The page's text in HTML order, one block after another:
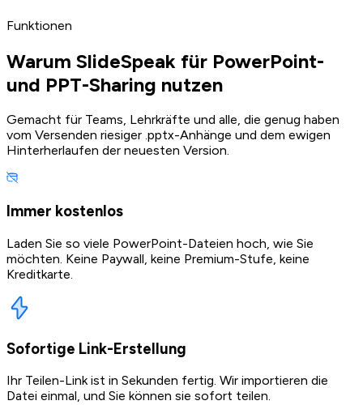
Funktionen
Warum SlideSpeak für PowerPoint-
und PPT-Sharing nutzen
Gemacht für Teams, Lehrkräfte und alle, die genug haben
vom Versenden riesiger .pptx-Anhänge und dem ewigen
Hinterherlaufen der neuesten Version.
Immer kostenlos
Laden Sie so viele PowerPoint-Dateien hoch, wie Sie
möchten. Keine Paywall, keine Premium-Stufe, keine
Kreditkarte.
Sofortige Link-Erstellung
Ihr Teilen-Link ist in Sekunden fertig. Wir importieren die
Datei einmal, und Sie können sie sofort teilen.